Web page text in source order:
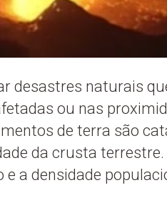
desastres naturais
ou nas
de terra são
da crusta
a densidade